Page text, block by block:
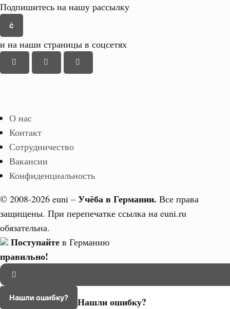
Подпишитесь на нашу рассылку
и на наши страницы в соцсетях
О нас
Контакт
Сотрудничество
Вакансии
Конфиденциальность
© 2008-2026 euni – Учёба в Германии. Все права
защищены. При перепечатке ссылка на euni.ru
обязательна.
Поступайте в Германию
правильно!
Нашли ошибку? Нашли ошибку?